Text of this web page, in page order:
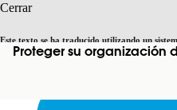
Cerrar
Este texto se ha traducido utilizando un
informaciónaquí . Cambiar a inglés
Proteger su organización